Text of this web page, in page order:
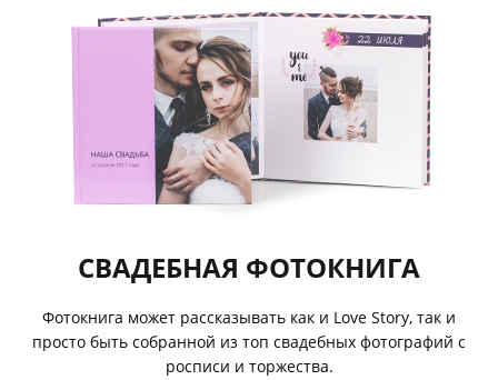
СВАДЕБНАЯ ФОТОКНИГА
Фотокнига может рассказывать как и Love Story, так и
просто быть собранной из топ свадебных фотографий с
росписи и торжества.